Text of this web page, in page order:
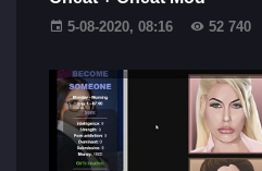
5-08-2020, 08:16 52 740